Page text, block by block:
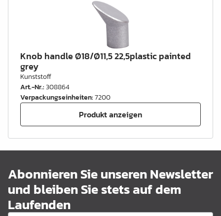
Knob handle Ø18/Ø11,5 22,5plastic painted
grey
Kunststoff
Art.-Nr.:308864
Verpackungseinheiten:7200
Produkt anzeigen
Abonnieren Sie unseren Newsletter
und bleiben Sie stets auf dem
Laufenden